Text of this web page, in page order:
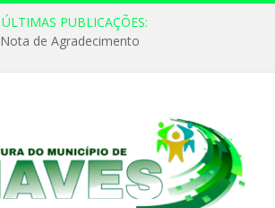
ÚLTIMAS PUBLICAÇÕES:
Nota de Agradecimento